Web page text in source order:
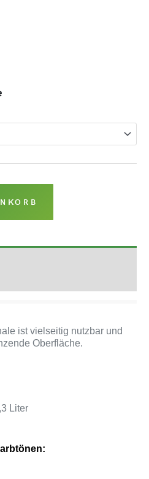
ist vielseitig nutzbar und
Oberfläche.
Liter